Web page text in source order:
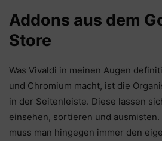
Addons aus dem
Store
Was Vivaldi in meinen Augen
und Chromium macht, ist die
in der Seitenleiste. Diese lassen
einsehen, sortieren und ausmisten.
muss man hingegen immer den